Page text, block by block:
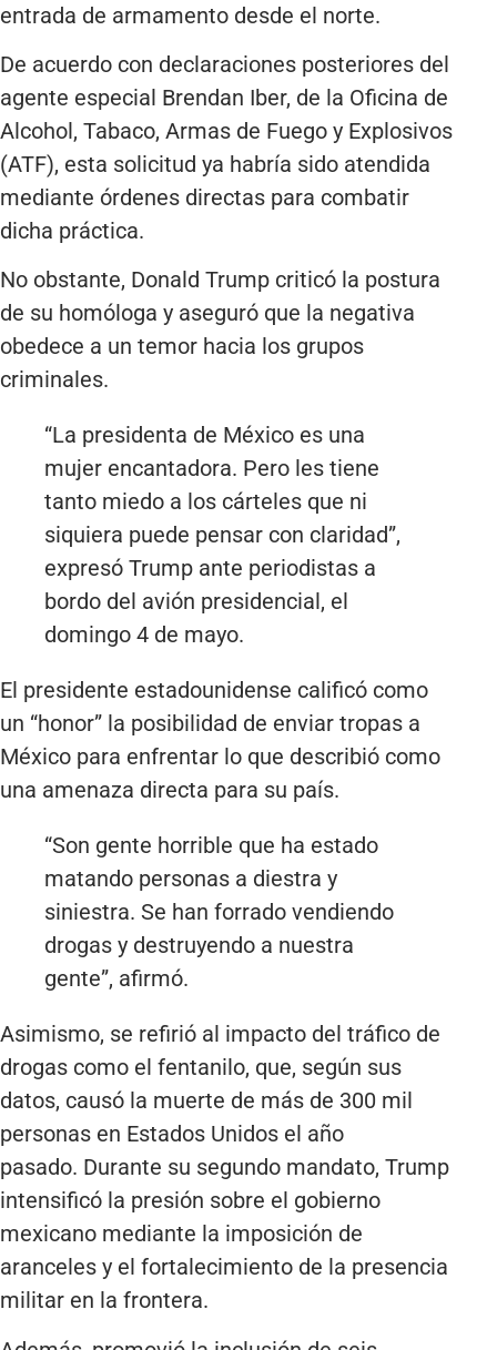
entrada de armamento desde el norte.
De acuerdo con declaraciones posteriores del
agente especial Brendan Iber, de la Oficina de
Alcohol, Tabaco, Armas de Fuego y Explosivos
(ATF), esta solicitud ya habría sido atendida
mediante órdenes directas para combatir
dicha práctica.
No obstante, Donald Trump criticó la postura
de su homóloga y aseguró que la negativa
obedece a un temor hacia los grupos
criminales.
“La presidenta de México es una
mujer encantadora. Pero les tiene
tanto miedo a los cárteles que ni
siquiera puede pensar con claridad”,
expresó Trump ante periodistas a
bordo del avión presidencial, el
domingo 4 de mayo.
El presidente estadounidense calificó como
un “honor” la posibilidad de enviar tropas a
México para enfrentar lo que describió como
una amenaza directa para su país.
“Son gente horrible que ha estado
matando personas a diestra y
siniestra. Se han forrado vendiendo
drogas y destruyendo a nuestra
gente”, afirmó.
Asimismo, se refirió al impacto del tráfico de
drogas como el fentanilo, que, según sus
datos, causó la muerte de más de 300 mil
personas en Estados Unidos el año
pasado. Durante su segundo mandato, Trump
intensificó la presión sobre el gobierno
mexicano mediante la imposición de
aranceles y el fortalecimiento de la presencia
militar en la frontera.